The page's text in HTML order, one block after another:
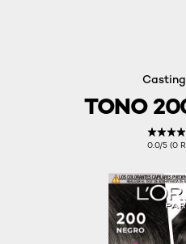
TONO
0.0/5 (0